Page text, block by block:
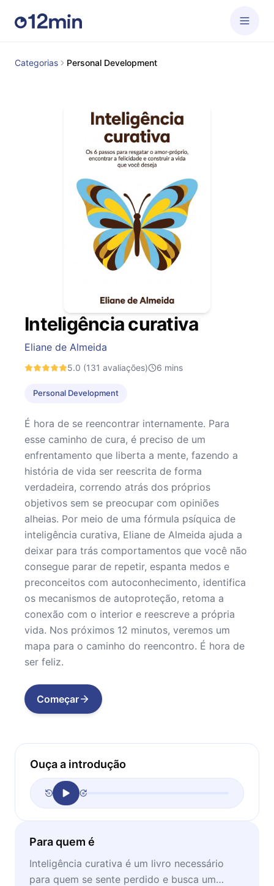
Categorias Personal Development
Inteligência curativa
Eliane de Almeida
5.0 (131 avaliações) 6 mins
Personal Development
É hora de se reencontrar internamente. Para
esse caminho de cura, é preciso de um
enfrentamento que liberta a mente, fazendo a
história de vida ser reescrita de forma
verdadeira, correndo atrás dos próprios
objetivos sem se preocupar com opiniões
alheias. Por meio de uma fórmula psíquica de
inteligência curativa, Eliane de Almeida ajuda a
deixar para trás comportamentos que você não
consegue parar de repetir, espanta medos e
preconceitos com autoconhecimento, identifica
os mecanismos de autoproteção, retoma a
conexão com o interior e reescreve a própria
vida. Nos próximos 12 minutos, veremos um
mapa para o caminho do reencontro. É hora de
ser feliz.
Começar
Ouça a introdução
Para quem é
Inteligência curativa é um livro necessário
para quem se sente perdido e busca um